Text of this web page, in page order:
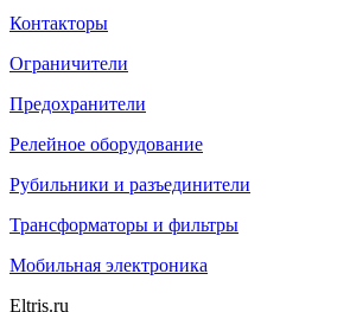
Контакторы
Ограничители
Предохранители
Релейное оборудование
Рубильники и разъединители
Трансформаторы и фильтры
Мобильная электроника
Eltris.ru